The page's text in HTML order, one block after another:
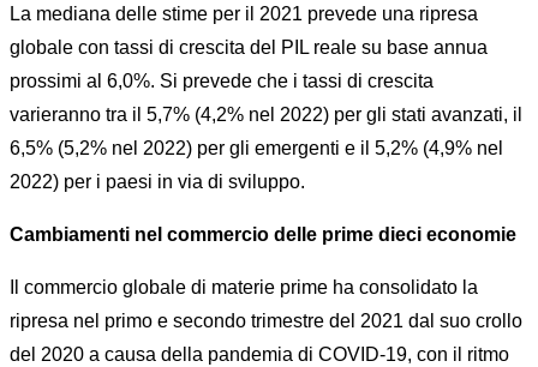
La mediana delle stime per il 2021 prevede una ripresa
globale con tassi di crescita del PIL reale su base annua
prossimi al 6,0%. Si prevede che i tassi di crescita
varieranno tra il 5,7% (4,2% nel 2022) per gli stati avanzati, il
6,5% (5,2% nel 2022) per gli emergenti e il 5,2% (4,9% nel
2022) per i paesi in via di sviluppo.
Cambiamenti nel commercio delle prime dieci economie
Il commercio globale di materie prime ha consolidato la
ripresa nel primo e secondo trimestre del 2021 dal suo crollo
del 2020 a causa della pandemia di COVID-19, con il ritmo